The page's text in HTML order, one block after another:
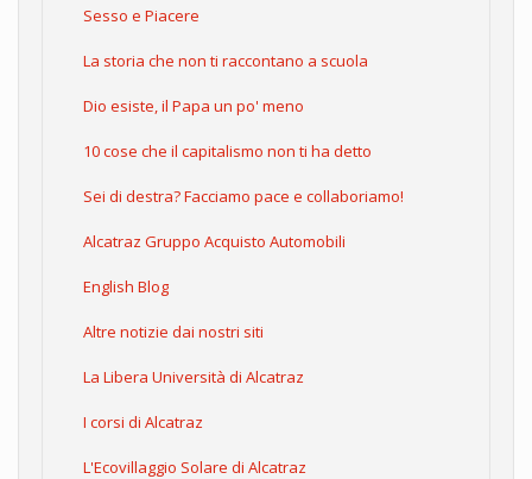
Sesso e Piacere
La storia che non ti raccontano a scuola
Dio esiste, il Papa un po' meno
10 cose che il capitalismo non ti ha detto
Sei di destra? Facciamo pace e collaboriamo!
Alcatraz Gruppo Acquisto Automobili
English Blog
Altre notizie dai nostri siti
La Libera Università di Alcatraz
I corsi di Alcatraz
L'Ecovillaggio Solare di Alcatraz